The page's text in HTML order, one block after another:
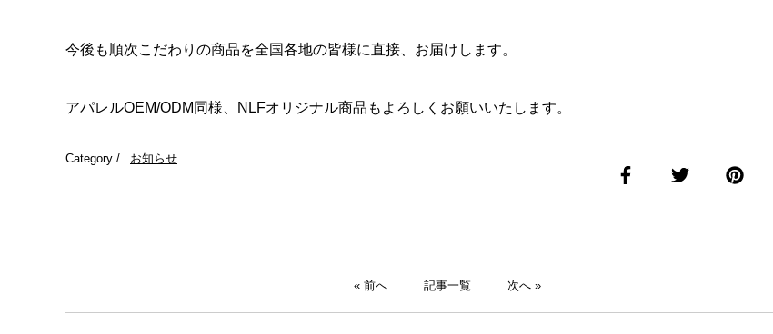
今後も順次こだわりの商品を全国各地の皆様に直接、お届けします。
アパレルOEM/ODM同様、NLFオリジナル商品もよろしくお願いいたします。
Category / お知らせ
« 前へ 記事一覧 次へ »